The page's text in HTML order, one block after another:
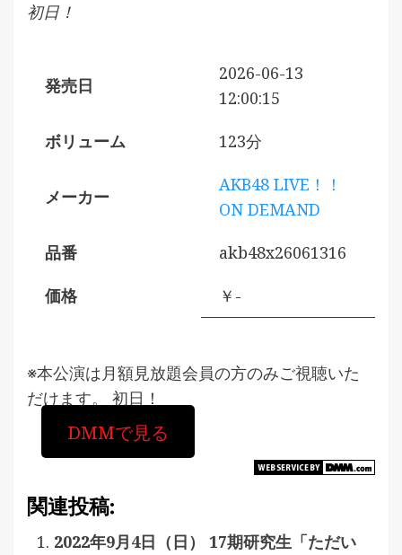
初日！
発売日
2026-06-13
12:00:15
ボリューム
123分
メーカー
AKB48 LIVE！！
ON DEMAND
品番
akb48x26061316
価格
￥-
※本公演は月額見放題会員の方のみご視聴いた
だけます。 初日！
DMMで見る
関連投稿:
2022年9月4日（日） 17期研究生「ただい